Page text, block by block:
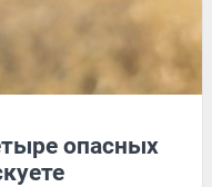
опасных